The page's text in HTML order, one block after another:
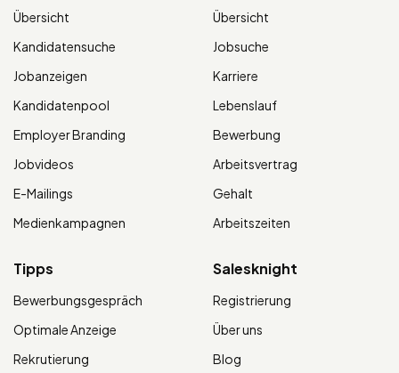
Übersicht
Kandidatensuche
Jobanzeigen
Kandidatenpool
Employer Branding
Jobvideos
E-Mailings
Medienkampagnen
Übersicht
Jobsuche
Karriere
Lebenslauf
Bewerbung
Arbeitsvertrag
Gehalt
Arbeitszeiten
Tipps
Bewerbungsgespräch
Optimale Anzeige
Rekrutierung
Salesknight
Registrierung
Über uns
Blog